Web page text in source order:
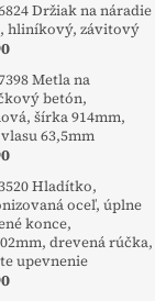
Držiak na náradie
hliníkový, závitový
Metla na
betón,
šírka 914mm,
63,5mm
Hladítko,
oceľ, úplne
konce,
drevená rúčka,
upevnenie